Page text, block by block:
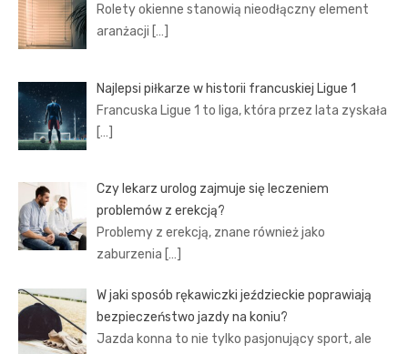
Rolety okienne stanowią nieodłączny element
aranżacji […]
Najlepsi piłkarze w historii francuskiej Ligue 1
Francuska Ligue 1 to liga, która przez lata zyskała
[…]
Czy lekarz urolog zajmuje się leczeniem
problemów z erekcją?
Problemy z erekcją, znane również jako
zaburzenia […]
W jaki sposób rękawiczki jeździeckie poprawiają
bezpieczeństwo jazdy na koniu?
Jazda konna to nie tylko pasjonujący sport, ale